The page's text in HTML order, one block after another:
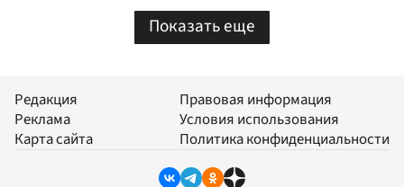
Показать еще
Редакция
Реклама
Карта сайта
Правовая информация
Условия использования
Политика конфиденциальности